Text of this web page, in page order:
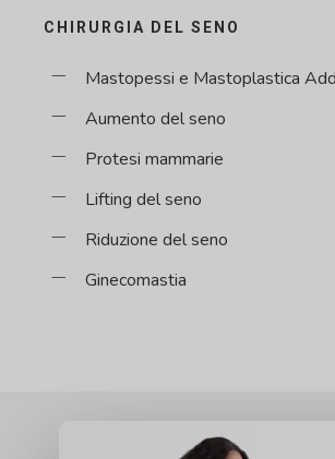
CHIRURGIA DEL SENO
Mastopessi e Mastoplastica
Aumento del seno
Protesi mammarie
Lifting del seno
Riduzione del seno
Ginecomastia